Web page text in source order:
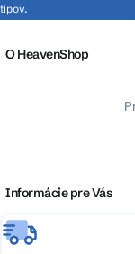
tipov.
O HeavenShop
Informácie pre Vás